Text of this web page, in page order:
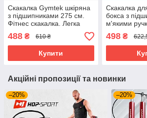
Скакалка Gymtek шкіряна
з підшипниками 275 см.
Фітнес скакалка. Легка
скакалка. Скакалка для
початківців
488 ₴ 610 ₴
Купити
Скакалка
бокса з
м'якими
Sport червона
498₴
Акційні пропозиції та новинки
–20% –20%